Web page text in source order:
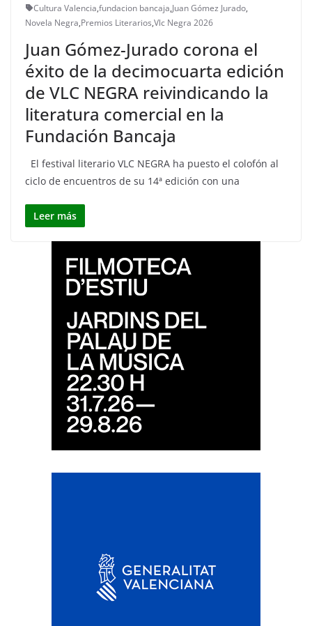
Cultura Valencia,fundacion bancaja,Juan Gómez Jurado,
Novela Negra,Premios Literarios,Vlc Negra 2026
Juan Gómez-Jurado corona el
éxito de la decimocuarta edición
de VLC NEGRA reivindicando la
literatura comercial en la
Fundación Bancaja
El festival literario VLC NEGRA ha puesto el colofón al
ciclo de encuentros de su 14ª edición con una
Leer más